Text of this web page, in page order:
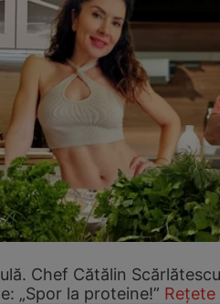
Chef Cătălin
„Spor la proteine!” Rețete